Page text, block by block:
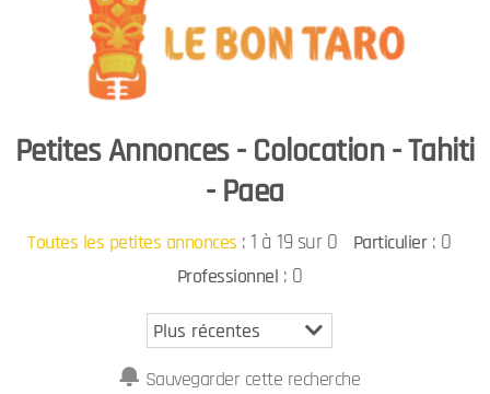
Petites Annonces - Colocation - Tahiti
- Paea
Toutes les petites annonces :1 à 19 sur 0 Particulier: 0
Professionnel : 0
Sauvegarder cette recherche